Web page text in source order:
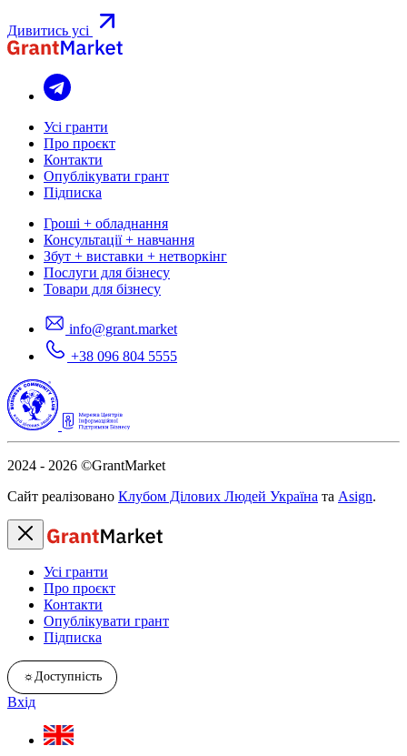
Дивитись усі
Усі гранти
Про проєкт
Контакти
Опублікувати грант
Підписка
Гроші + обладнання
Консультації + навчання
Збут + виставки + нетворкінг
Послуги для бізнесу
Товари для бізнесу
info@grant.market
+38 096 804 5555
2024 - 2026 ©GrantMarket
Сайт реалізовано Клубом Ділових Людей Україна та Asign.
Усі гранти
Про проєкт
Контакти
Опублікувати грант
Підписка
☼Доступність
Вхід